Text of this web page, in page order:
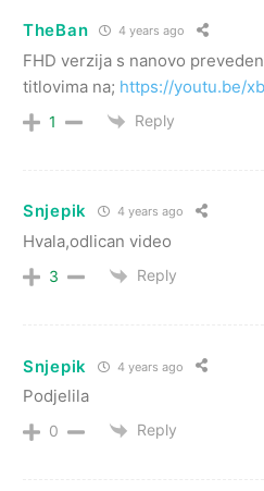
TheBan 4 years ago
FHD verzija s nanovo
titlovima na; https://youtu.be/
1 Reply
Snjepik 4 years ago
Hvala,odlican video
3 Reply
Snjepik 4 years ago
Podjelila
0 Reply